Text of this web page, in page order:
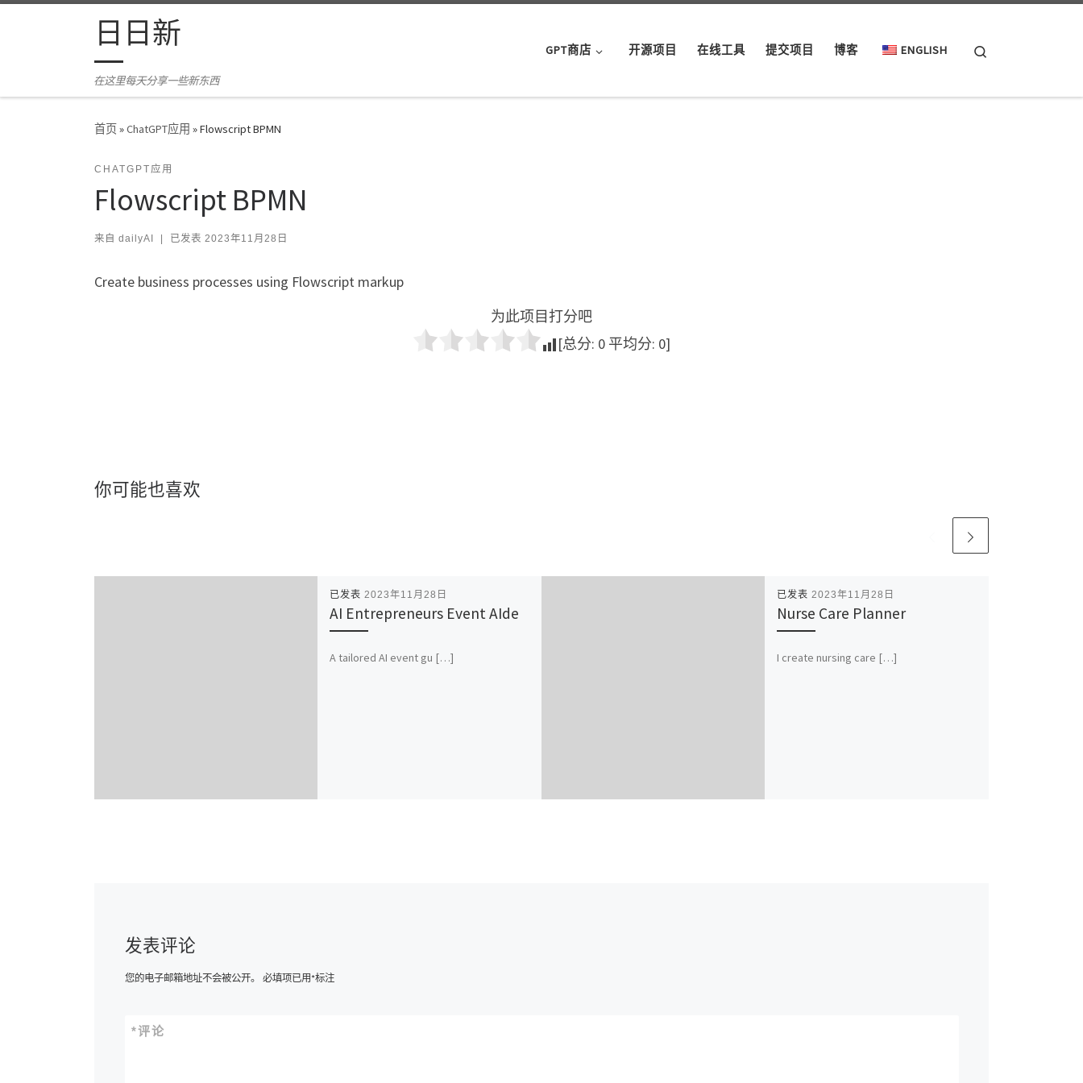
Skip to content日日新
在这里每天分享一些新东西
GPT商店 开源项目 在线工具 提交项目 博客 ENGLISH
首页»ChatGPT应用 »Flowscript BPMN
CHATGPT应用
Flowscript BPMN
来自 dailyAI 已发表 2023年11月28日
Create business processes using Flowscript markup
为此项目打分吧
[总分: 0 平均分: 0]
你可能也喜欢
已发表 2023年11月28日
AI Entrepreneurs Event AIde
A tailored AI event gu […]
已发表 2023年11月28日
Nurse Care Planner
I create nursing care […]
发表评论
您的电子邮箱地址不会被公开。 必填项已用*标注
评论
*